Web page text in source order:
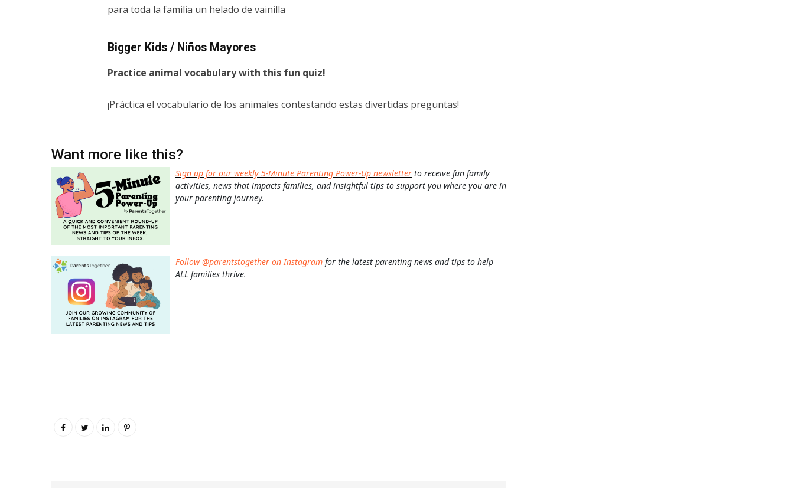
para toda la familia un helado de vainilla
Bigger Kids / Niños Mayores
Practice animal vocabulary with this fun quiz!
¡Práctica el vocabulario de los animales contestando estas divertidas preguntas!
Want more like this?
Sign up for our weekly 5-Minute Parenting Power-Up newsletter to receive fun family
activities, news that impacts families, and insightful tips to support you where you are in
your parenting journey.
Follow @parentstogether on Instagram for the latest parenting news and tips to help
ALL families thrive.